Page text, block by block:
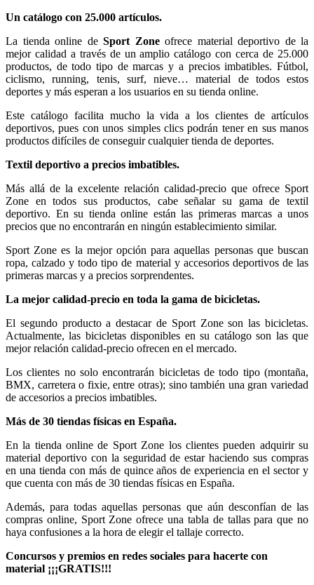
Un catálogo con 25.000 artículos.
La tienda online de Sport Zoneofrece material deportivo de la
mejor calidad a través de un amplio catálogo con cerca de 25.000
productos, de todo tipo de marcas y a precios imbatibles. Fútbol,
ciclismo, running, tenis, surf, nieve… material de todos estos
deportes y más esperan a los usuarios en su tienda online.
Este catálogo facilita mucho la vida a los clientes de artículos
deportivos, pues con unos simples clics podrán tener en sus manos
productos difíciles de conseguir cualquier tienda de deportes.
Textil deportivo a precios imbatibles.
Más allá de la excelente relación calidad-precio que ofrece Sport
Zone en todos sus productos, cabe señalar su gama de textil
deportivo. En su tienda online están las primeras marcas a unos
precios que no encontrarán en ningún establecimiento similar.
Sport Zone es la mejor opción para aquellas personas que buscan
ropa, calzado y todo tipo de material y accesorios deportivos de las
primeras marcas y a precios sorprendentes.
La mejor calidad-precio en toda la gama de bicicletas.
El segundo producto a destacar de Sport Zone son las bicicletas.
Actualmente, las bicicletas disponibles en su catálogo son las que
mejor relación calidad-precio ofrecen en el mercado.
Los clientes no solo encontrarán bicicletas de todo tipo (montaña,
BMX, carretera o fixie, entre otras); sino también una gran variedad
de accesorios a precios imbatibles.
Más de 30 tiendas físicas en España.
En la tienda online de Sport Zone los clientes pueden adquirir su
material deportivo con la seguridad de estar haciendo sus compras
en una tienda con más de quince años de experiencia en el sector y
que cuenta con más de 30 tiendas físicas en España.
Además, para todas aquellas personas que aún desconfían de las
compras online, Sport Zone ofrece una tabla de tallas para que no
haya confusiones a la hora de elegir el tallaje correcto.
Concursos y premios en redes sociales para hacerte con
material ¡¡¡GRATIS!!!